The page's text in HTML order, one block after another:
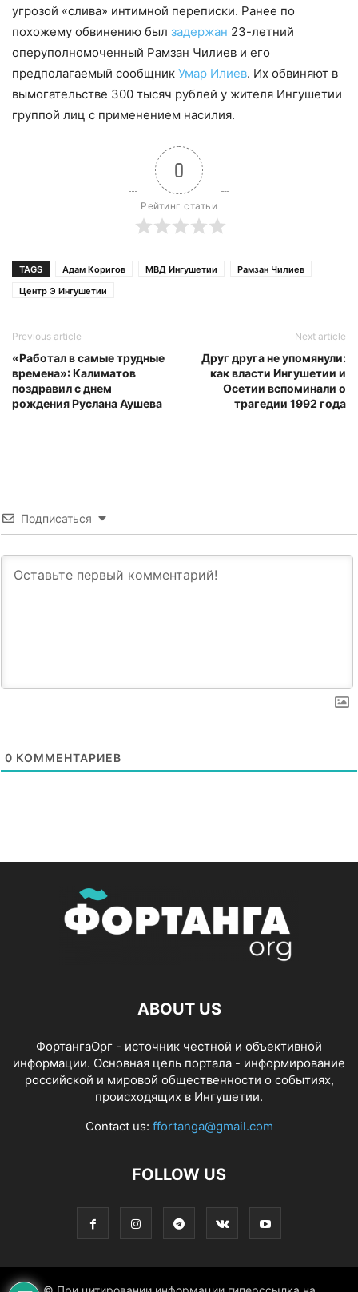
угрозой «слива» интимной переписки. Ранее по
похожему обвинению был задержан 23-летний
оперуполномоченный Рамзан Чилиев и его
предполагаемый сообщник Умар Илиев. Их обвиняют в
вымогательстве 300 тысяч рублей у жителя Ингушетии
группой лиц с применением насилия.
0
Рейтинг статьи
TAGS Адам Коригов МВД Ингушетии
Рамзан Чилиев
Центр Э Ингушетии
Previous article
«Работал в самые трудные
времена»: Калиматов
поздравил с днем
рождения Руслана Аушева
Next article
Друг друга не упомянули:
как власти Ингушетии и
Осетии вспоминали о
трагедии 1992 года
Подписаться
0 КОММЕНТАРИЕВ
ABOUT US
ФортангаОрг - источник честной и объективной
информации. Основная цель портала - информирование
российской и мировой общественности о событиях,
происходящих в Ингушетии.
Contact us: ffortanga@gmail.com
FOLLOW US